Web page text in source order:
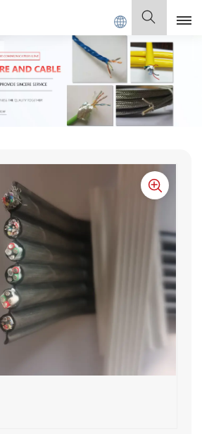
Español
English
Français
Polski
Español